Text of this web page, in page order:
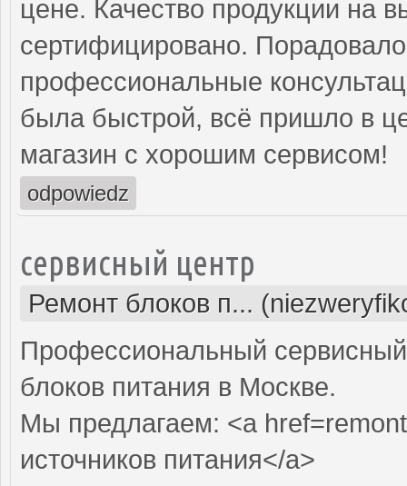
цене. Качество продукции на
сертифицировано.
профессиональные
была быстрой, всё пришло в
магазин с хорошим сервисом!
odpowiedz
сервисный центр
Ремонт блоков п...
Профессиональный
блоков питания в Москве.
Мы предлагаем: <a
источников питания</a>